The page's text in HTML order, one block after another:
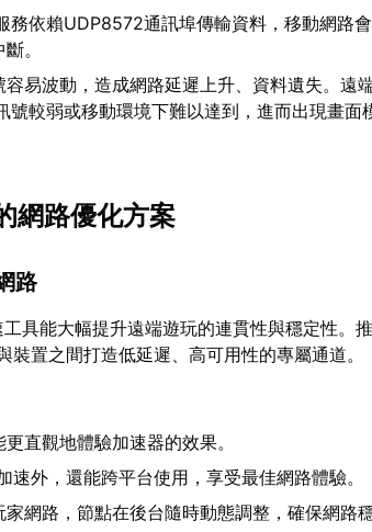
務依賴UDP8572通訊埠傳輸資料，移動網路
。
容易波動，造成網路延遲上升、資料遺失。遠
號較弱或移動環境下難以達到，進而出現畫面
網路優化方案
路
具能大幅提升遠端遊玩的連貫性與穩定性。
裝置之間打造低延遲、高可用性的專屬通道。
直觀地體驗加速器的效果。
速外，還能跨平台使用，享受最佳網路體驗。
家網路，節點在後台隨時動態調整，確保網路穩